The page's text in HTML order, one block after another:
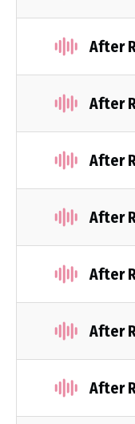
After
After
After
After
After
After
After